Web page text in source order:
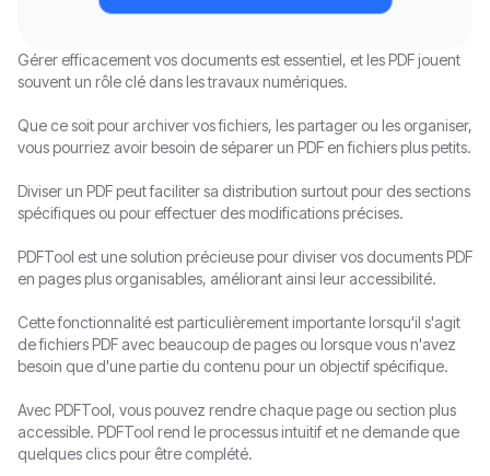
PDF en TIFF
PDF en EPUB
PDF en XML
PDF en Markdown
PDF en XPS
PDF en HTML
HTML en PDF
MOBI en PDF
OCR pour PDF
XML en PDF
EPUB en PDF
Markdown en PDF
Gérer efficacement vos documents est essentiel, et les PDF jouent
souvent un rôle clé dans les travaux numériques.
Que ce soit pour archiver vos fichiers, les partager ou les organiser,
vous pourriez avoir besoin de séparer un PDF en fichiers plus petits.
Diviser un PDF peut faciliter sa distribution surtout pour des sections
spécifiques ou pour effectuer des modifications précises.
PDFTool est une solution précieuse pour diviser vos documents PDF
en pages plus organisables, améliorant ainsi leur accessibilité.
Cette fonctionnalité est particulièrement importante lorsqu'il s'agit
de fichiers PDF avec beaucoup de pages ou lorsque vous n'avez
besoin que d'une partie du contenu pour un objectif spécifique.
Avec PDFTool, vous pouvez rendre chaque page ou section plus
accessible. PDFTool rend le processus intuitif et ne demande que
quelques clics pour être complété.